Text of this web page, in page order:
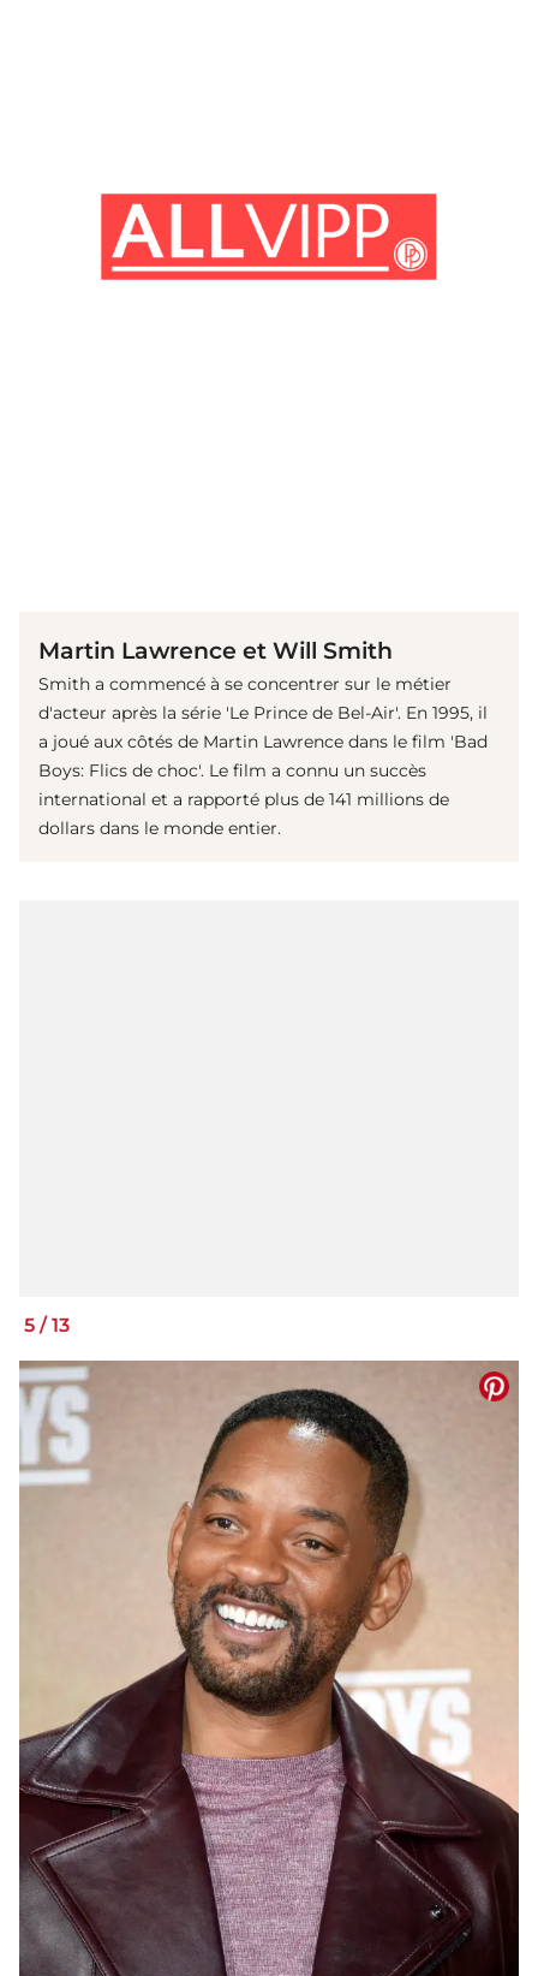
Martin Lawrence et Will Smith
Smith a commencé à se concentrer sur le métier
d'acteur après la série 'Le Prince de Bel-Air'. En 1995, il
a joué aux côtés de Martin Lawrence dans le film 'Bad
Boys: Flics de choc'. Le film a connu un succès
international et a rapporté plus de 141 millions de
dollars dans le monde entier.
5 /13